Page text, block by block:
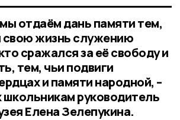
отдаём дань памяти тем,
свою жизнь служению
сражался за её свободу и
тем, чьи подвиги
и памяти народной, –
школьникам руководитель
Елена Зелепукина.